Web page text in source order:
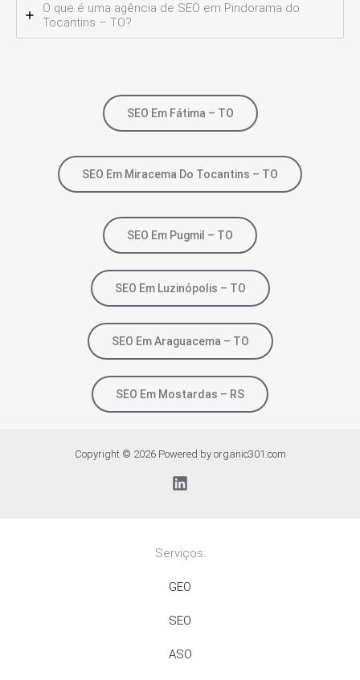
O que é uma agência de SEO em Pindorama do
Tocantins – TO?
SEO Em Fátima – TO
SEO Em Miracema Do Tocantins – TO
SEO Em Pugmil – TO
SEO Em Luzinópolis – TO
SEO Em Araguacema – TO
SEO Em Mostardas – RS
Copyright © 2026 Powered by organic301.com
Serviços:
GEO
SEO
ASO